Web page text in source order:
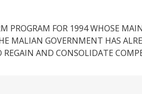
PROGRAM FOR 1994 WHOSE
MALIAN GOVERNMENT HAS
REGAIN AND CONSOLIDATE